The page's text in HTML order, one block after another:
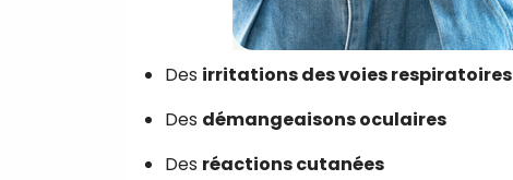
Des irritations des voies respiratoires
Des démangeaisons oculaires
Des réactions cutanées